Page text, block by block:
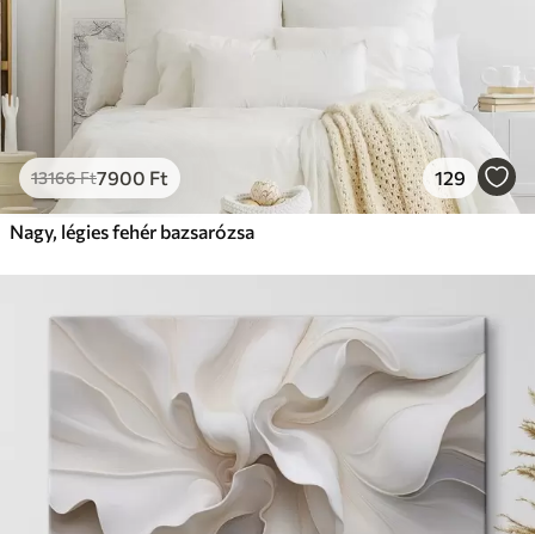
13166Ft7900 Ft 129
Nagy, légies fehér bazsarózsa